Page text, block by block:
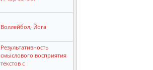
Воллейбол, Йога
Результативность
смыслового восприятия
текстов с